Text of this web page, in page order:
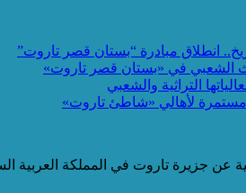
انطلاق مبادرة “بستان قصر تاروت”
الشعبي في «بستان قصر تاروت»
التراثية والشعبي
لأهالي «شاطئ تاروت»
عن جزيرة تاروت في المملكة العربية